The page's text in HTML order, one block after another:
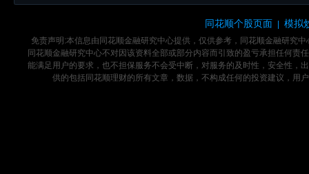
同花顺个股页面 模拟
免责声明:本信息由同花顺金融研究中心提供，仅供参考，同花顺金融研究
同花顺金融研究中心不对因该资料全部或部分内容而引致的盈亏承担任何
能满足用户的要求，也不担保服务不会受中断，对服务的及时性，安全性，
供的包括同花顺理财的所有文章，数据，不构成任何的投资建议，用